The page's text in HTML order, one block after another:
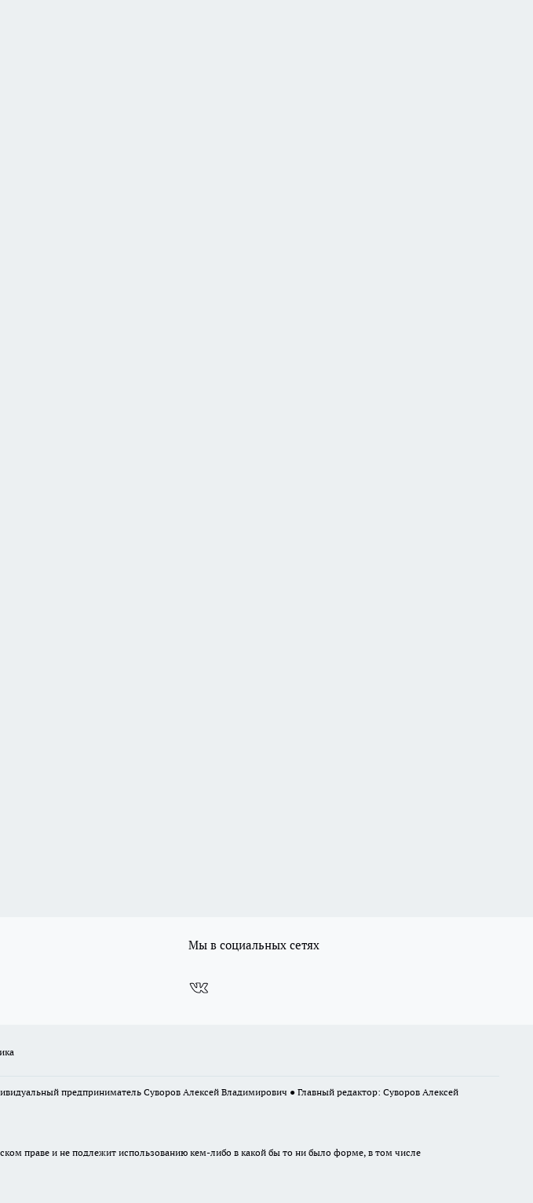
Мы в социальных сетях
предприниматель Суворов Алексей Владимирович ● Главный редактор: Суворов Алексей
праве и не подлежит использованию кем-либо в какой бы то ни было форме, в том числе